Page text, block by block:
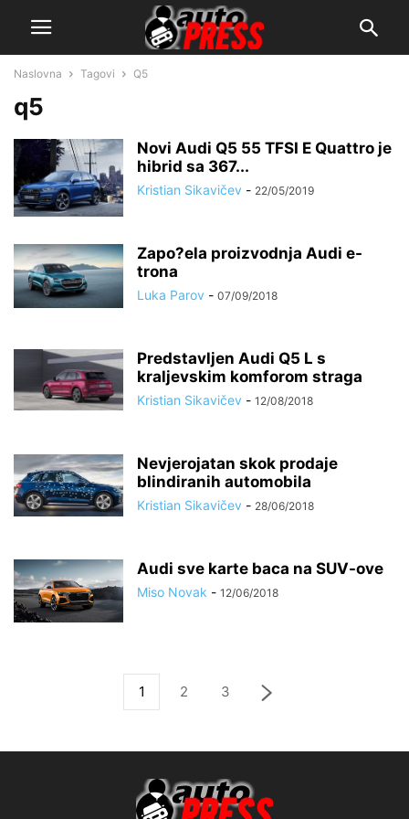
Naslovna Tagovi Q5
q5
Novi Audi Q5 55 TFSI E Quattro je
hibrid sa 367...
Kristian Sikavičev - 22/05/2019
Zapo?ela proizvodnja Audi e-
trona
Luka Parov - 07/09/2018
Predstavljen Audi Q5 L s
kraljevskim komforom straga
Kristian Sikavičev - 12/08/2018
Nevjerojatan skok prodaje
blindiranih automobila
Kristian Sikavičev - 28/06/2018
Audi sve karte baca na SUV-ove
Miso Novak - 12/06/2018
1 2 3